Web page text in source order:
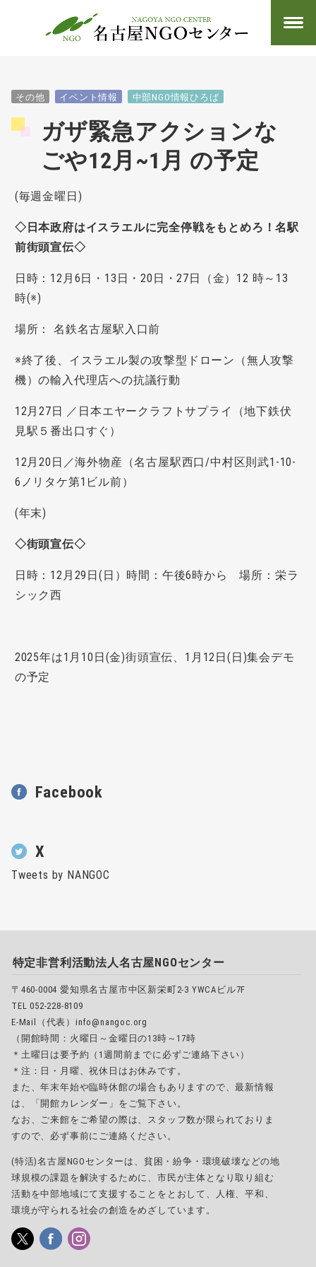
その他 イベント情報 中部NGO情報ひろば
ガザ緊急アクションな
ごや12月~1月 の予定
(毎週金曜日)
◇日本政府はイスラエルに完全停戦をもとめろ！名駅
前街頭宣伝◇
日時：12月6日・13日・20日・27日（金）12 時～13
時(※)
場所： 名鉄名古屋駅入口前
※終了後、イスラエル製の攻撃型ドローン（無人攻撃
機）の輸入代理店への抗議行動
12月27日 ／日本エヤークラフトサプライ（地下鉄伏
見駅５番出口すぐ）
12月20日／海外物産（名古屋駅西口/中村区則武1-10-
6ノリタケ第1ビル前）
(年末)
◇街頭宣伝◇
日時：12月29日(日）時間：午後6時から 場所：栄ラ
シック西
2025年は1月10日(金)街頭宣伝、1月12日(日)集会デモ
の予定
Facebook
X
Tweets by NANGOC
特定非営利活動法人名古屋NGOセンター
〒460-0004 愛知県名古屋市中区新栄町2-3 YWCAビル7F
TEL 052-228-8109
E-Mail（代表）info@nangoc.org
（開館時間：火曜日～金曜日の13時～17時
＊土曜日は要予約（1週間前までに必ずご連絡下さい）
＊注：日・月曜、祝休日はお休みです。
また、年末年始や臨時休館の場合もありますので、最新情報
は、「開館カレンダー」をご覧下さい。
なお、ご来館をご希望の際は、スタッフ数が限られておりま
すので、必ず事前にご連絡ください。
(特活)名古屋NGOセンターは、貧困・紛争・環境破壊などの地
球規模の課題を解決するために、市民が主体となり取り組む
活動を中部地域にて支援することをとおして、人権、平和、
環境が守られる社会の創造をめざしています。